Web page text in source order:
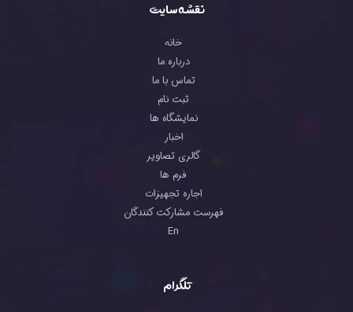
نقشه سایت
خانه
درباره ما
تماس با ما
ثبت نام
نمایشگاه ها
اخبار
گالری تصاویر
فرم ها
اجاره تجهیزات
فهرست مشارکت کنندگان
En
تلگرام